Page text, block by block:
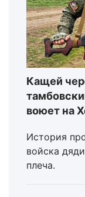
Кащей
воюет на
История
войска
плеча.